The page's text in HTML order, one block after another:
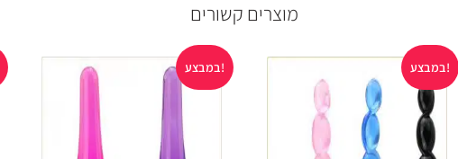
מוצרים קשורים
במבצע! במבצע!